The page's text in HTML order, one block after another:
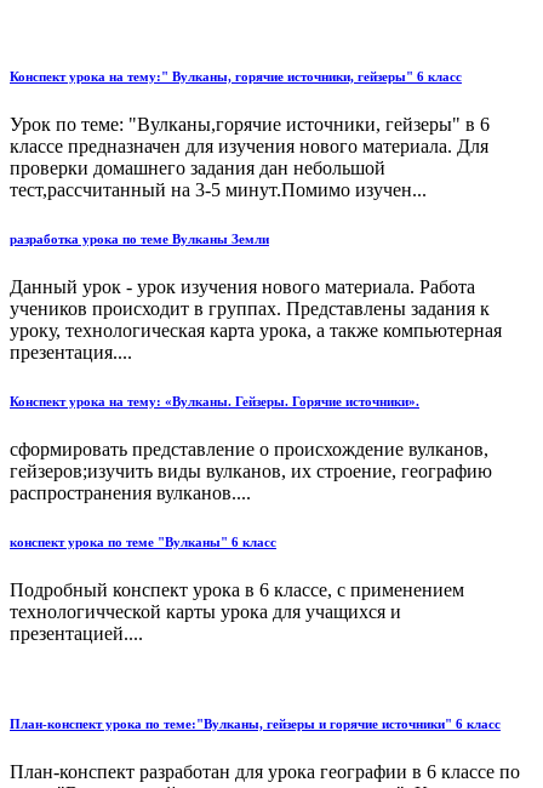
Конспект урока на тему:" Вулканы, горячие источники, гейзеры" 6 класс
Урок по теме: "Вулканы,горячие источники, гейзеры" в 6
классе предназначен для изучения нового материала. Для
проверки домашнего задания дан небольшой
тест,рассчитанный на 3-5 минут.Помимо изучен...
разработка урока по теме Вулканы Земли
Данный урок - урок изучения нового материала. Работа
учеников происходит в группах. Представлены задания к
уроку, технологическая карта урока, а также компьютерная
презентация....
Конспект урока на тему: «Вулканы. Гейзеры. Горячие источники».
сформировать представление о происхождение вулканов,
гейзеров;изучить виды вулканов, их строение, географию
распространения вулканов....
конспект урока по теме "Вулканы" 6 класс
Подробный конспект урока в 6 классе, с применением
технологичческой карты урока для учащихся и
презентацией....
План-конспект урока по теме:"Вулканы, гейзеры и горячие источники" 6 класс
План-конспект разработан для урока географии в 6 классе по